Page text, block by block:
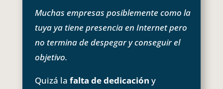
Muchas empresas posiblemente como la
tuya ya tiene presencia en Internet pero
no termina de despegar y conseguir el
objetivo.
Quizá la falta de dedicación y